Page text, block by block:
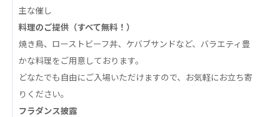
OKP with Life クリニック
こうのすナーシングホーム共生園
あげお共生の家
医療法人 京都翔医会
西京都病院
西京都クリニック
洛桂の郷
主な催し
料理のご提供（すべて無料！）
焼き鳥、ローストビーフ丼、ケバブサンドなど、バラエティ豊
かな料理をご用意しております。
どなたでも自由にご入場いただけますので、お気軽にお立ち寄
りください。
フラダンス披露